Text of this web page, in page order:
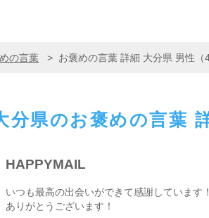
の言葉 > お褒めの言葉 詳細 大分県 男性（
分県のお褒めの言葉
HAPPYMAIL
いつも最高の出会いができて感謝しています
ありがとうございます！